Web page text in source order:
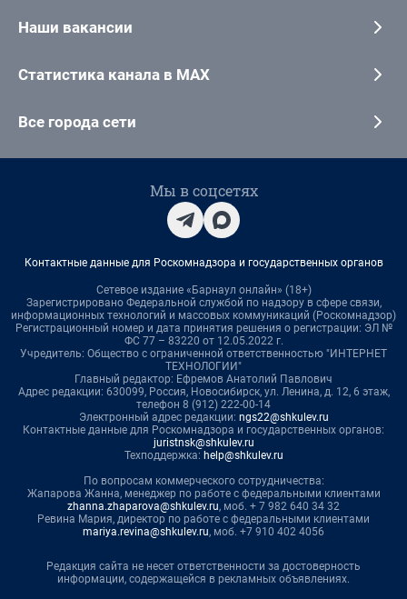
Наши вакансии
Статистика канала в MAX
Все города сети
Мы в соцсетях
Контактные данные для Роскомнадзора и государственных органов
Сетевое издание «Барнаул онлайн» (18+)
Зарегистрировано Федеральной службой по надзору в сфере связи,
информационных технологий и массовых коммуникаций (Роскомнадзор)
Регистрационный номер и дата принятия решения о регистрации: ЭЛ №
ФС 77 – 83220 от 12.05.2022 г.
Учредитель: Общество с ограниченной ответственностью "ИНТЕРНЕТ
ТЕХНОЛОГИИ"
Главный редактор: Ефремов Анатолий Павлович
Адрес редакции: 630099, Россия, Новосибирск, ул. Ленина, д. 12, 6 этаж,
телефон 8 (912) 222-00-14
Электронный адрес редакции: ngs22@shkulev.ru
Контактные данные для Роскомнадзора и государственных органов:
juristnsk@shkulev.ru
Техподдержка: help@shkulev.ru
По вопросам коммерческого сотрудничества:
Жапарова Жанна, менеджер по работе с федеральными клиентами
zhanna.zhaparova@shkulev.ru, моб. + 7 982 640 34 32
Ревина Мария, директор по работе с федеральными клиентами
mariya.revina@shkulev.ru, моб. +7 910 402 4056
Редакция сайта не несет ответственности за достоверность
информации, содержащейся в рекламных объявлениях.